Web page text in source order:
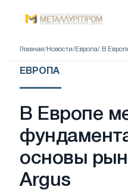
Главная/ Новости/ Европа/ В
ЕВРОПА
В Европе
основы
Argus